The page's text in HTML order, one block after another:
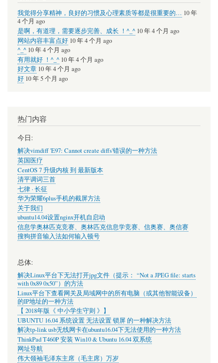
我觉得分享精神，良好的习惯及心理素质等都是很重要的… 10 年
4 个月 ago
是啊，有道理，需要逐步完善、成长 ！^_^ 10 年 4 个月 ago
网站内容丰富点好 10 年 4 个月 ago
^_^ 10 年 4 个月 ago
有用就好 ！^_^ 10 年 4 个月 ago
好文章 10 年 4 个月 ago
好 10 年 5 个月 ago
热门内容
今日:
解决vimdiff 'E97: Cannot create diffs'错误的一种方法
英国医疗
CentOS 7 升级内核 到 最新版本
清平调词三首
七律 · 长征
华为荣耀6plus手机的截屏方法
关于我们
ubuntu14.04设置nginx开机自启动
信息学奥林匹克竞赛、奥林匹克信息学竞赛、信奥赛、奥信赛
搜狗拼音输入法如何输入顿号
总体:
解决Linux平台下无法打开jpg文件（提示： “Not a JPEG file: starts
with 0x89 0x50”）的方法
Linux平台下查看网关及局域网中的所有电脑（或其他智能设备）
的IP地址的一种方法
【 2018年版《 中小学生守则 》】
UBUNTU 16.04 系统设置 无法设置 锁屏 的一种解决方法
解决tp-link usb无线网卡在ubuntu16.04下无法使用的一种方法
ThinkPad T460P 安装 Win10 & Ubuntu 16.04 双系统
网址导航
伟大领袖毛泽东主席（毛主席）万岁